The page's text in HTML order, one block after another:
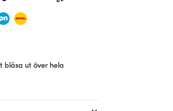
blåsa ut över hela